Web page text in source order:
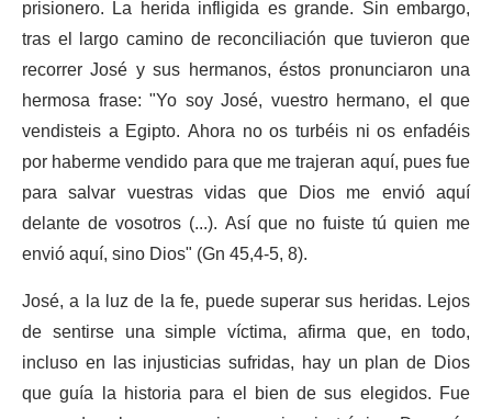
prisionero. La herida infligida es grande. Sin embargo,
tras el largo camino de reconciliación que tuvieron que
recorrer José y sus hermanos, éstos pronunciaron una
hermosa frase: "Yo soy José, vuestro hermano, el que
vendisteis a Egipto. Ahora no os turbéis ni os enfadéis
por haberme vendido para que me trajeran aquí, pues fue
para salvar vuestras vidas que Dios me envió aquí
delante de vosotros (...). Así que no fuiste tú quien me
envió aquí, sino Dios" (Gn 45,4-5, 8).
José, a la luz de la fe, puede superar sus heridas. Lejos
de sentirse una simple víctima, afirma que, en todo,
incluso en las injusticias sufridas, hay un plan de Dios
que guía la historia para el bien de sus elegidos. Fue